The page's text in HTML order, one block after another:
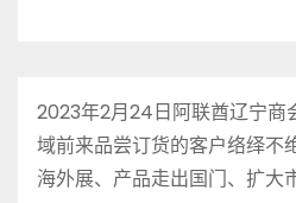
2023年2月24日阿联酋辽宁商
域前来品尝订货的客户络绎不
海外展、产品走出国门、扩大